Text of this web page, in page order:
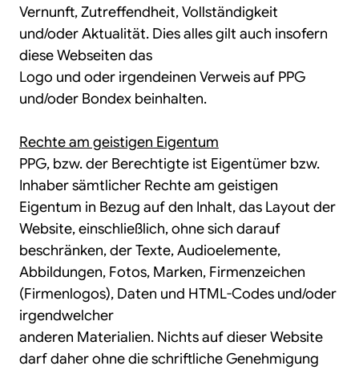
Vernunft, Zutreffendheit, Vollständigkeit
und/oder Aktualität. Dies alles gilt auch insofern
diese Webseiten das
Logo und oder irgendeinen Verweis auf PPG
und/oder Bondex beinhalten.
Rechte am geistigen Eigentum
PPG, bzw. der Berechtigte ist Eigentümer bzw.
Inhaber sämtlicher Rechte am geistigen
Eigentum in Bezug auf den Inhalt, das Layout der
Website, einschließlich, ohne sich darauf
beschränken, der Texte, Audioelemente,
Abbildungen, Fotos, Marken, Firmenzeichen
(Firmenlogos), Daten und HTML-Codes und/oder
irgendwelcher
anderen Materialien. Nichts auf dieser Website
darf daher ohne die schriftliche Genehmigung